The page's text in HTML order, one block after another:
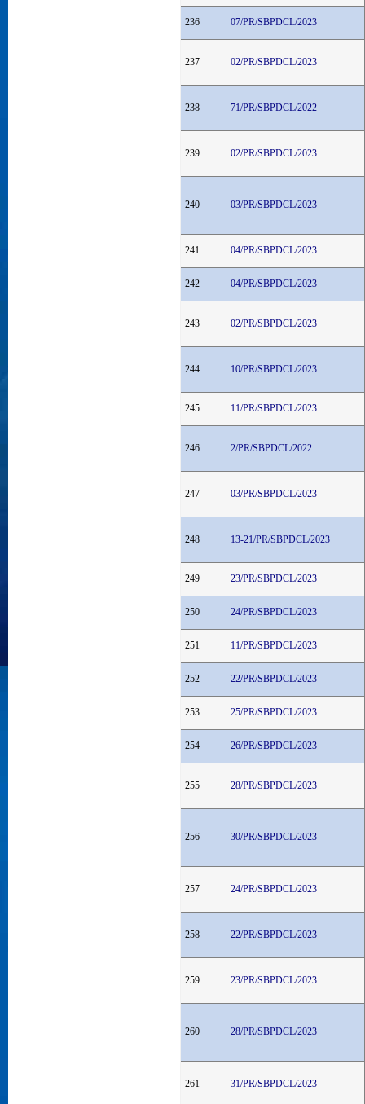
236 07/PR/SBPDCL/2023
237 02/PR/SBPDCL/2023
238 71/PR/SBPDCL/2022
239 02/PR/SBPDCL/2023
240 03/PR/SBPDCL/2023
241 04/PR/SBPDCL/2023
242 04/PR/SBPDCL/2023
243 02/PR/SBPDCL/2023
244 10/PR/SBPDCL/2023
245 11/PR/SBPDCL/2023
246 2/PR/SBPDCL/2022
247 03/PR/SBPDCL/2023
248 13-21/PR/SBPDCL/2023
249 23/PR/SBPDCL/2023
250 24/PR/SBPDCL/2023
251 11/PR/SBPDCL/2023
252 22/PR/SBPDCL/2023
253 25/PR/SBPDCL/2023
254 26/PR/SBPDCL/2023
255 28/PR/SBPDCL/2023
256 30/PR/SBPDCL/2023
257 24/PR/SBPDCL/2023
258 22/PR/SBPDCL/2023
259 23/PR/SBPDCL/2023
260 28/PR/SBPDCL/2023
261 31/PR/SBPDCL/2023